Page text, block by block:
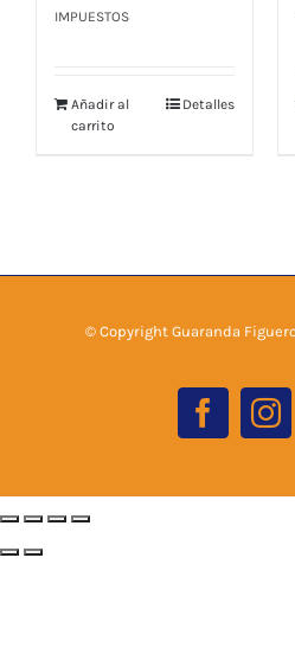
IMPUESTOS
Añadir al
carrito
Detalles
© Copyright Guaranda